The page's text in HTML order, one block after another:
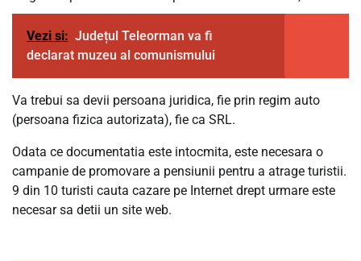
Vezi si: Județul Teleorman va fi
declarat muzeu al comunismului
Va trebui sa devii persoana juridica, fie prin regim auto
(persoana fizica autorizata), fie ca SRL.
Odata ce documentatia este intocmita, este necesara o
campanie de promovare a pensiunii pentru a atrage turistii.
9 din 10 turisti cauta cazare pe Internet drept urmare este
necesar sa detii un site web.